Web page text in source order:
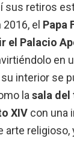
sus retiros
el Papa
el Palacio
en
interior se
lasala del
XIVcon una
arte religioso,